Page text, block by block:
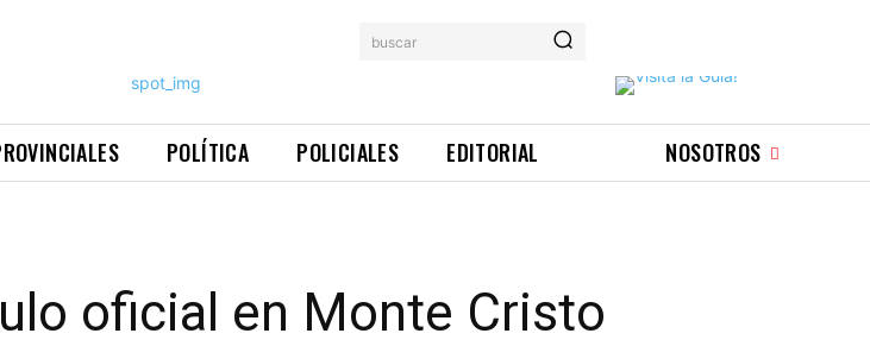
buscar
POLÍTICA POLICIALES EDITORIAL NOSOTROS
oficial en Monte Cristo